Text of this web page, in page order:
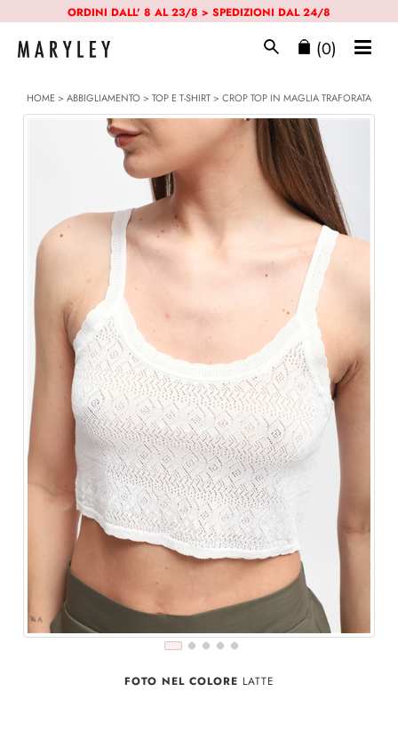
ORDINI DALL' 8 AL 23/8 > SPEDIZIONI DAL 24/8
(0)
HOME>ABBIGLIAMENTO>TOP E T-SHIRT> CROP TOP IN MAGLIA TRAFORATA
FOTO NEL COLORE LATTE